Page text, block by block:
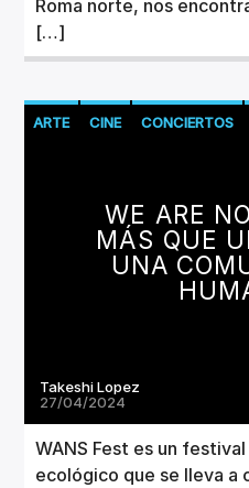
Roma norte, nos
[…]
ARTE CINE CONCIERTOS
WE ARE
MÁS QUE
UNA
Takeshi Lopez
27/04/2024
WANS Fest es un
ecológico que se lleva a